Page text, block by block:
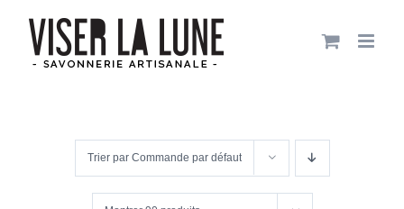
Passer
Trier par Commande par défaut